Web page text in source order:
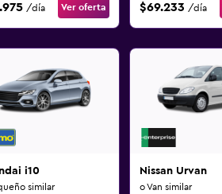
/día Ver oferta $69.233 /día
i10
similar
Nissan Urvan
o Van similar